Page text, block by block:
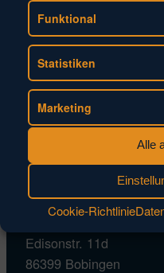
Funktional
Statistiken
Marketing
Alle
Cookie-Richtlinie
KONTAKT
HUFSCHMIED
Zerspanungssysteme
Edisonstr. 11d
86399 Bobingen